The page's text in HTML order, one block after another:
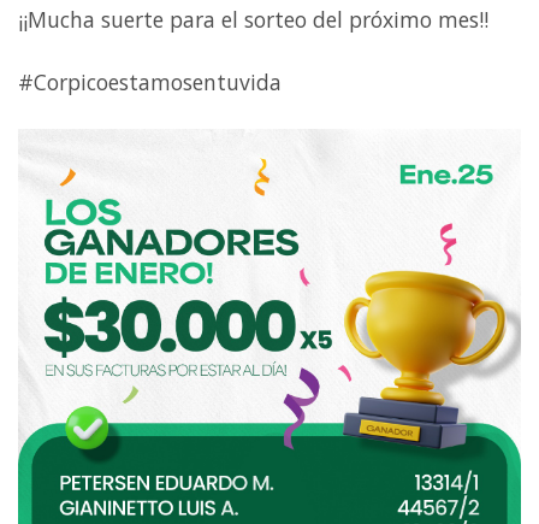
¡¡Mucha suerte para el sorteo del próximo mes!!
#Corpicoestamosentuvida